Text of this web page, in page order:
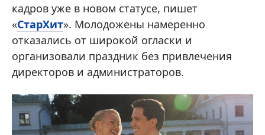
кадров уже в новом статусе, пишет
«СтарХит». Молодожены намеренно
отказались от широкой огласки и
организовали праздник без привлечения
директоров и администраторов.